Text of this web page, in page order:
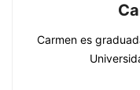
Carmen es